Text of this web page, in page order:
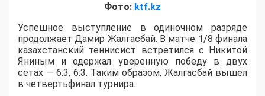
Фото: ktf.kz
Успешное выступление в одиночном разряде
продолжает Дамир Жалгасбай. В матче 1/8 финала
казахстанский теннисист встретился с Никитой
Яниным и одержал уверенную победу в двух
сетах — 6:3, 6:3. Таким образом, Жалгасбай вышел
в четвертьфинал турнира.